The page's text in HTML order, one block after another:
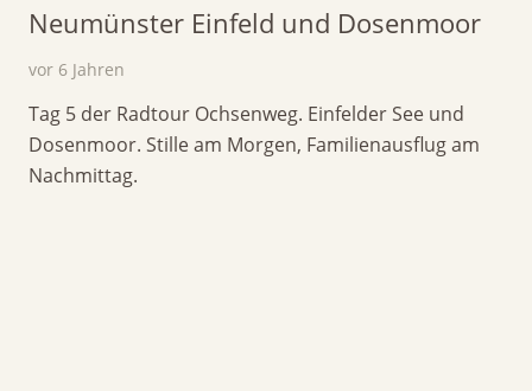
Neumünster Einfeld und Dosenmoor
vor 6 Jahren
Tag 5 der Radtour Ochsenweg. Einfelder See und
Dosenmoor. Stille am Morgen, Familienausflug am
Nachmittag.